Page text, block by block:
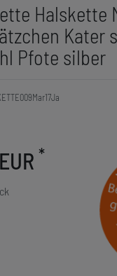
Halskette
Kater
Pfote silber
*